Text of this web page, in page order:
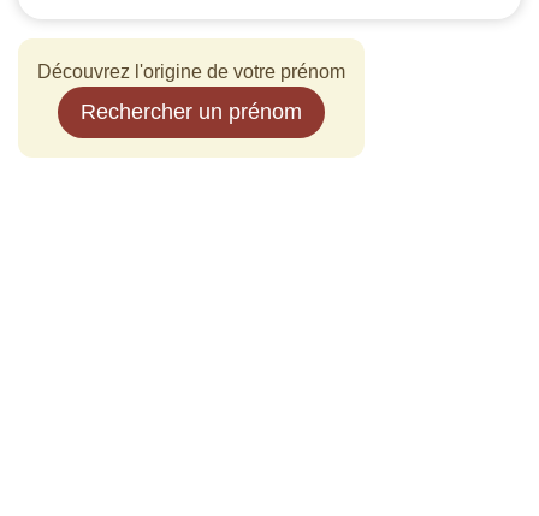
Découvrez l'origine de votre prénom
Rechercher un prénom